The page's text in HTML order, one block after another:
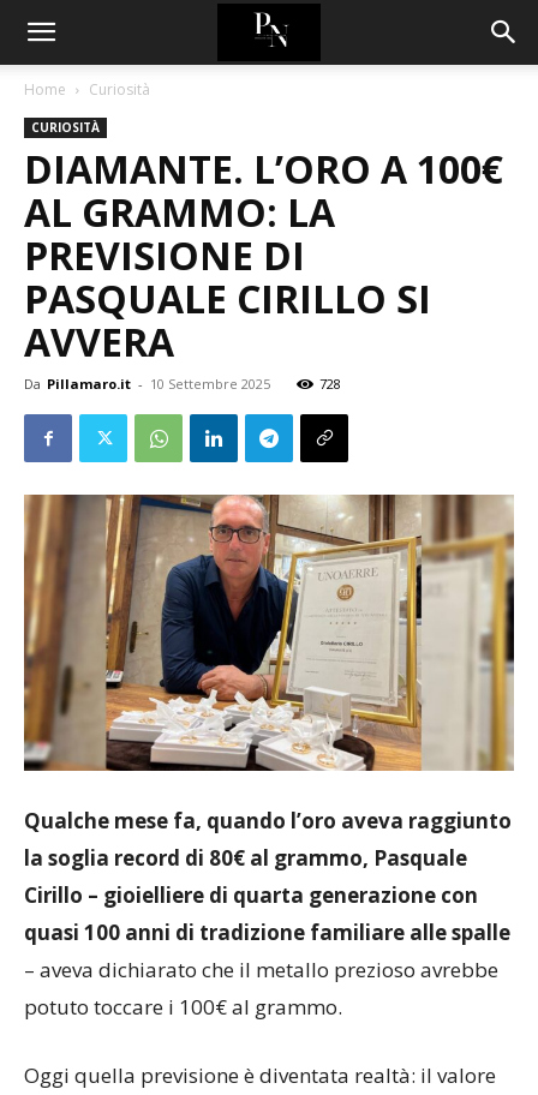
Home Curiosità
CURIOSITÀ
DIAMANTE. L’ORO A 100€
AL GRAMMO: LA
PREVISIONE DI
PASQUALE CIRILLO SI
AVVERA
Da Pillamaro.it - 10 Settembre 2025 728
Qualche mese fa, quando l’oro aveva raggiunto
la soglia record di 80€ al grammo, Pasquale
Cirillo – gioielliere di quarta generazione con
quasi 100 anni di tradizione familiare alle spalle
– aveva dichiarato che il metallo prezioso avrebbe
potuto toccare i 100€ al grammo.
Oggi quella previsione è diventata realtà: il valore